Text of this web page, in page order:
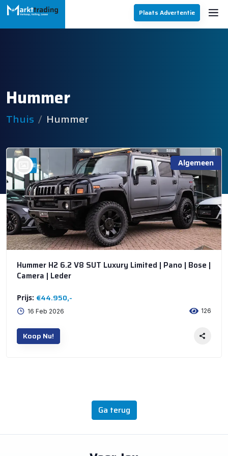
Plaats Advertentie
Hummer
Thuis Hummer
Algemeen
bij @AIG Automotive Bunschoten Spakenburg
Hummer H2 6.2 V8 SUT Luxury Limited | Pano | Bose |
Camera | Leder
Prijs: €44.950,-
16 Feb 2026 126
Koop Nu!
Ga terug